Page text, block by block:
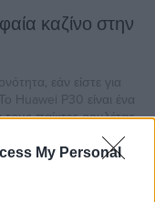
My Personal
καζίνο στην
εάν είστε για
Huawei P30 είναι ένα
τους παίκτες ρουλέτας,
μας εισάγοντας τα